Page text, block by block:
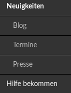
Neuigkeiten
Blog
Termine
Presse
Hilfe bekommen